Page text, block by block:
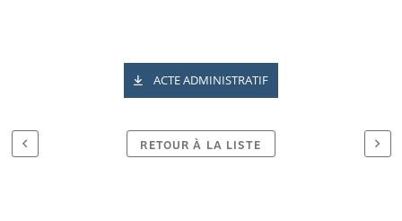
ACTE ADMINISTRATIF
RETOUR À LA LISTE